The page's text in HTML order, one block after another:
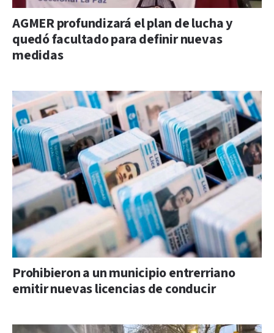
AGMER profundizará el plan de lucha y
quedó facultado para definir nuevas
medidas
Prohibieron a un municipio entrerriano
emitir nuevas licencias de conducir